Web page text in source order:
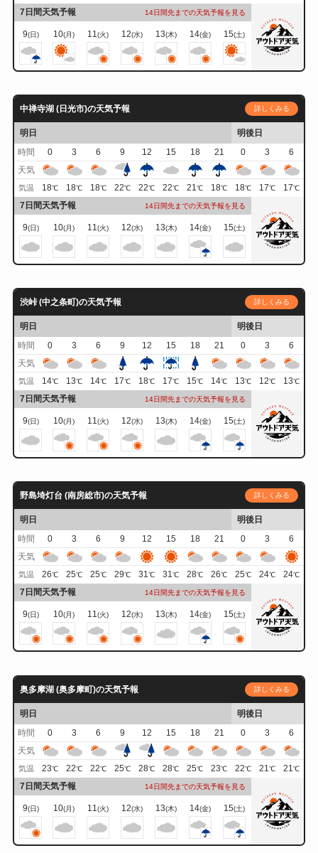
7日間天気予報 14日間先までの天気予報を見る
9(日) 10(月) 11 (火) 12(水) 13(木) 14(金) 15(土)
中禅寺湖 (日光市)の天気予報 詳しくみる
明日
明後日
時間
0 3 6 9 12 15 18 21 0 3
6
天気
気温 18℃ 18℃ 18℃ 22℃ 22℃ 22℃ 21℃ 18℃ 18℃ 17℃ 17℃
7日間天気予報 14日間先までの天気予報を見る
9(日) 10(月) 11(火) 12(水) 13(木) 14(金) 15(土)
渋峠 (中之条町)の天気予報 詳しくみる
明日
明後日
時間
0 3 6 9 12 15 18 21 0 3
6
天気
気温 14℃ 13℃ 14℃ 17℃ 18℃ 17℃ 15℃ 14℃ 13℃ 12℃ 13℃
7日間天気予報 14日間先までの天気予報を見る
9(日) 10(月) 11(火) 12(水) 13(木) 14(金) 15(土)
野島埼灯台 (南房総市)の天気予報 詳しくみる
明日
明後日
時間
0 3 6 9 12 15 18 21 0 3
6
天気
気温 26℃ 25℃ 25℃ 29℃ 31℃ 31℃ 28℃ 26℃ 25℃ 24℃ 24℃
7日間天気予報 14日間先までの天気予報を見る
9(日) 10(月) 11(火) 12(水) 13(木) 14(金) 15(土)
奥多摩湖 (奥多摩町)の天気予報 詳しくみる
明日
明後日
時間
0 3 6 9 12 15 18 21 0 3
6
天気
気温 23℃ 22℃ 22℃ 25℃ 28℃ 28℃ 25℃ 23℃ 22℃ 21℃ 21℃
7日間天気予報 14日間先までの天気予報を見る
9(日) 10(月) 11 (火) 12(水) 13(木) 14(金) 15(土)